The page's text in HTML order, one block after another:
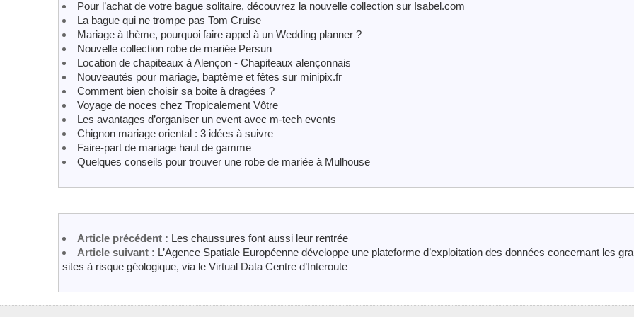
Pour l’achat de votre bague solitaire, découvrez la nouvelle collection sur Isabel.com
La bague qui ne trompe pas Tom Cruise
Mariage à thème, pourquoi faire appel à un Wedding planner ?
Nouvelle collection robe de mariée Persun
Location de chapiteaux à Alençon - Chapiteaux alençonnais
Nouveautés pour mariage, baptême et fêtes sur minipix.fr
Comment bien choisir sa boite à dragées ?
Voyage de noces chez Tropicalement Vôtre
Les avantages d’organiser un event avec m-tech events
Chignon mariage oriental : 3 idées à suivre
Faire-part de mariage haut de gamme
Quelques conseils pour trouver une robe de mariée à Mulhouse
Article précédent : Les chaussures font aussi leur rentrée
Article suivant : L’Agence Spatiale Européenne développe une plateforme d’exploitation des données concernant les
sites à risque géologique, via le Virtual Data Centre d’Interoute